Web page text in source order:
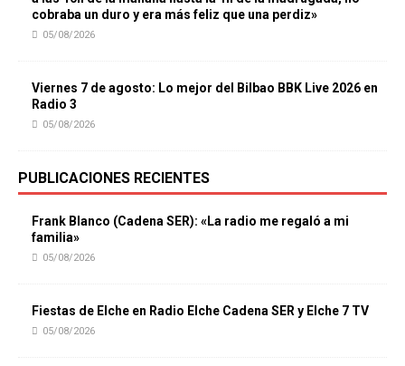
cobraba un duro y era más feliz que una perdiz»
05/08/2026
Viernes 7 de agosto: Lo mejor del Bilbao BBK Live 2026 en
Radio 3
05/08/2026
PUBLICACIONES RECIENTES
Frank Blanco (Cadena SER): «La radio me regaló a mi
familia»
05/08/2026
Fiestas de Elche en Radio Elche Cadena SER y Elche 7 TV
05/08/2026